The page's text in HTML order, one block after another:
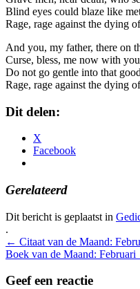
Blind eyes could blaze like
Rage, rage against the dying
And you, my father, there on
Curse, bless, me now with
Do not go gentle into that
Rage, rage against the dying
Dit delen:
X
Facebook
Gerelateerd
Dit bericht is geplaatst in
.
Bericht
navigatie
← Citaat van de Maand:
Boek van de Maand: Februari
Geef een reactie